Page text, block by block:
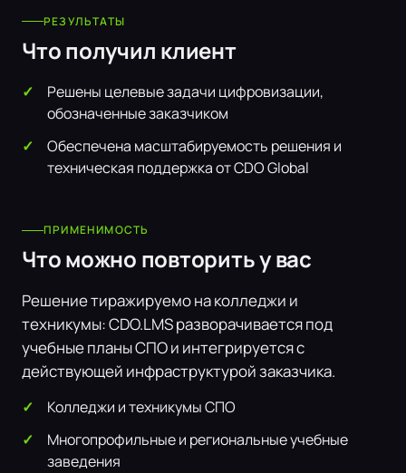
РЕЗУЛЬТАТЫ
Что получил клиент
Решены целевые задачи цифровизации,
обозначенные заказчиком
Обеспечена масштабируемость решения и
техническая поддержка от CDO Global
ПРИМЕНИМОСТЬ
Что можно повторить у вас
Решение тиражируемо на колледжи и
техникумы: CDO.LMS разворачивается под
учебные планы СПО и интегрируется с
действующей инфраструктурой заказчика.
Колледжи и техникумы СПО
Многопрофильные и региональные учебные
заведения